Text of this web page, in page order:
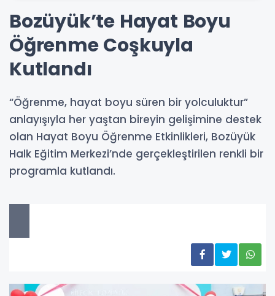
Bozüyük’te Hayat Boyu
Öğrenme Coşkuyla
Kutlandı
“Öğrenme, hayat boyu süren bir yolculuktur”
anlayışıyla her yaştan bireyin gelişimine destek
olan Hayat Boyu Öğrenme Etkinlikleri, Bozüyük
Halk Eğitim Merkezi’nde gerçekleştirilen renkli bir
programla kutlandı.